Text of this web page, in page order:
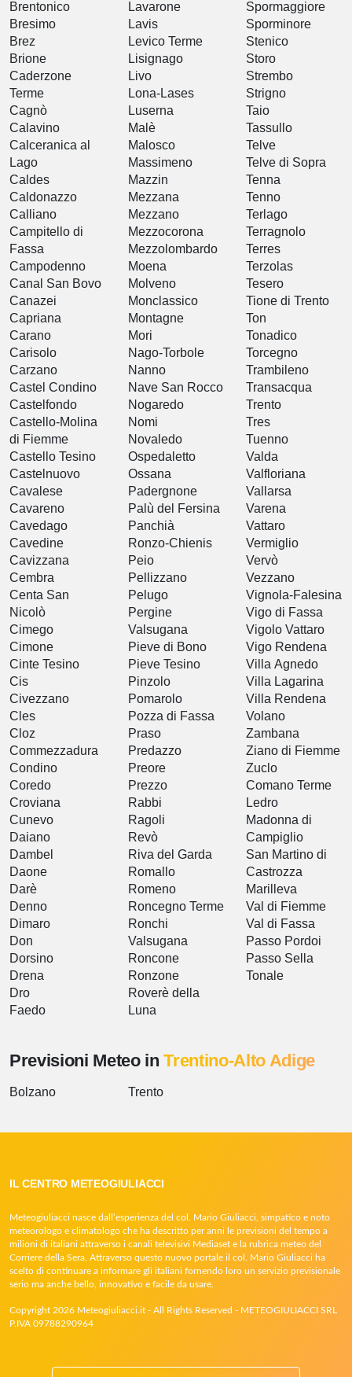
Brentonico
Bresimo
Brez
Brione
Caderzone
Terme
Cagnò
Calavino
Calceranica al
Lago
Caldes
Caldonazzo
Calliano
Campitello di
Fassa
Campodenno
Canal San Bovo
Canazei
Capriana
Carano
Carisolo
Carzano
Castel Condino
Castelfondo
Castello-Molina
di Fiemme
Castello Tesino
Castelnuovo
Cavalese
Cavareno
Cavedago
Cavedine
Cavizzana
Cembra
Centa San
Nicolò
Cimego
Cimone
Cinte Tesino
Cis
Civezzano
Cles
Cloz
Commezzadura
Condino
Coredo
Croviana
Cunevo
Daiano
Dambel
Daone
Darè
Denno
Dimaro
Don
Dorsino
Drena
Dro
Faedo
Lavarone
Lavis
Levico Terme
Lisignago
Livo
Lona-Lases
Luserna
Malè
Malosco
Massimeno
Mazzin
Mezzana
Mezzano
Mezzocorona
Mezzolombardo
Moena
Molveno
Monclassico
Montagne
Mori
Nago-Torbole
Nanno
Nave San Rocco
Nogaredo
Nomi
Novaledo
Ospedaletto
Ossana
Padergnone
Palù del Fersina
Panchià
Ronzo-Chienis
Peio
Pellizzano
Pelugo
Pergine
Valsugana
Pieve di Bono
Pieve Tesino
Pinzolo
Pomarolo
Pozza di Fassa
Praso
Predazzo
Preore
Prezzo
Rabbi
Ragoli
Revò
Riva del Garda
Romallo
Romeno
Roncegno Terme
Ronchi
Valsugana
Roncone
Ronzone
Roverè della
Luna
Spormaggiore
Sporminore
Stenico
Storo
Strembo
Strigno
Taio
Tassullo
Telve
Telve di Sopra
Tenna
Tenno
Terlago
Terragnolo
Terres
Terzolas
Tesero
Tione di Trento
Ton
Tonadico
Torcegno
Trambileno
Transacqua
Trento
Tres
Tuenno
Valda
Valfloriana
Vallarsa
Varena
Vattaro
Vermiglio
Vervò
Vezzano
Vignola-Falesina
Vigo di Fassa
Vigolo Vattaro
Vigo Rendena
Villa Agnedo
Villa Lagarina
Villa Rendena
Volano
Zambana
Ziano di Fiemme
Zuclo
Comano Terme
Ledro
Madonna di
Campiglio
San Martino di
Castrozza
Marilleva
Val di Fiemme
Val di Fassa
Passo Pordoi
Passo Sella
Tonale
Previsioni Meteo inTrentino-Alto Adige
Bolzano Trento
IL CENTRO METEOGIULIACCI
Meteogiuliacci nasce dall’esperienza del col. Mario Giuliacci, simpatico e noto
meteorologo e climatologo che ha descritto per anni le previsioni del tempo a
milioni di italiani attraverso i canali televisivi Mediaset e la rubrica meteo del
Corriere della Sera. Attraverso questo nuovo portale il col. Mario Giuliacci ha
scelto di continuare a informare gli italiani fornendo loro un servizio previsionale
serio ma anche bello, innovativo e facile da usare.
Copyright 2026 Meteogiuliacci.it - All Rights Reserved - METEOGIULIACCI SRL
P.IVA 09788290964